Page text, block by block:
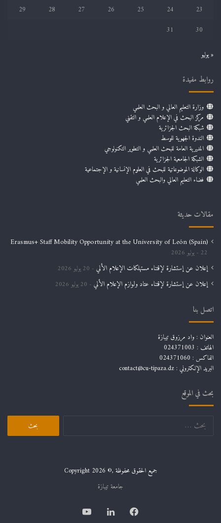
23
24
25
26
27
28
29
30
31
« يوليو
روابط مفيدة
وزارة التعليم العالي و البحث العلمي
مركز البحث في الإعلام العلمي و التقني
شبكة البحث الجزائرية
الندوة الجهوية للوسط
المديرية العامة للبحث العلمي و التطوير التكنولوجي
الشبكة الجامعية الجزائرية
الوكالة الموضوعاتية للبحث في العلوم الإنسانية و الإجتماعية
فضاء التعليم العالي والبحث العلمي
مقالات حديثة
Erasmus+ Staff Mobility Opportunity at the University of León (Spain)
22 يوليو 2026
إعلان عن إستشارة لإقتناء مستهلكات الإعلام الألي 20 يوليو 2026
إعلان عن إستشارة لإقتناء عتاد ولوازم الإعلام الألي 20 يوليو 2026
اتصل بنا
العنوان : واد مرزوق تيبازة
الهاتف : 024371003
الفاكس : 024371060
البريد الإلكتروني : contact@cu-tipaza.dz
بحث في الموقع
البحث
جميع الحقوق محفوظة ,© Copyright 2026
جامعة تيبازة
فيسبوكلينكدإن يوتيوب